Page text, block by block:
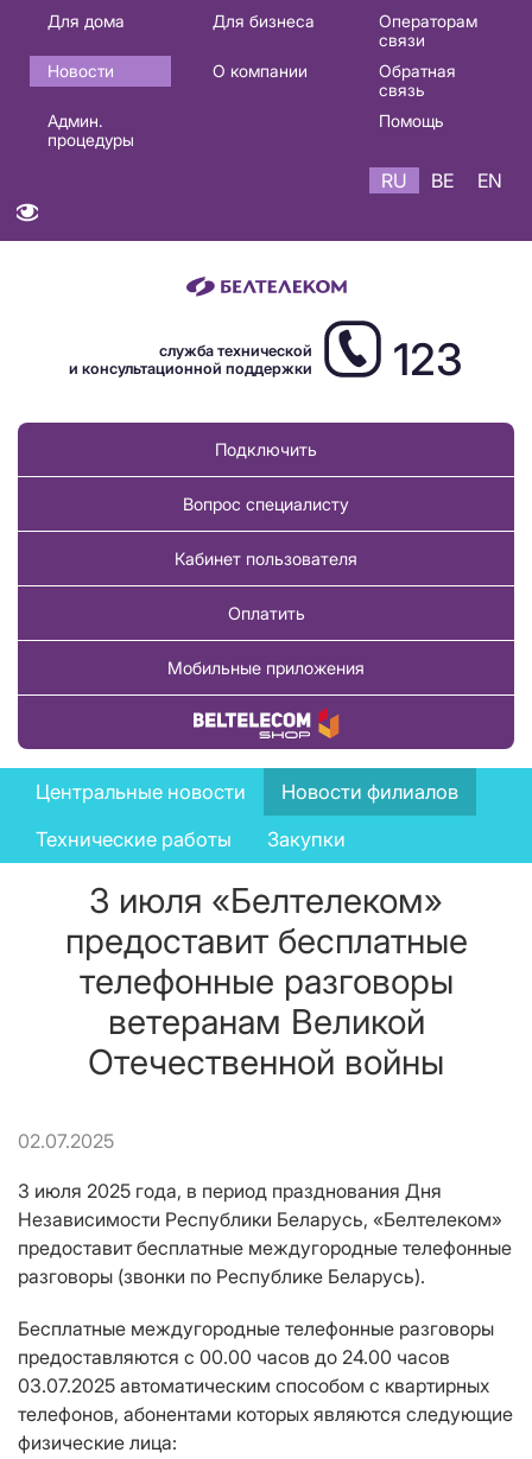
Основная
навигация
RU
Для дома Для бизнеса
Операторам
связи
Новости
О компании
Обратная
связь
Админ.
процедуры
Помощь
RU BE EN
служба технической
и консультационной поддержки
123
Подключить
Вопрос специалисту
Кабинет пользователя
Оплатить
Мобильные приложения
Купить товар
News
menu
Центральные новости
Новости филиалов
Технические работы
Закупки
3 июля «Белтелеком»
предоставит бесплатные
телефонные разговоры
ветеранам Великой
Отечественной войны
02.07.2025
3 июля 2025 года, в период празднования Дня
Независимости Республики Беларусь, «Белтелеком»
предоставит бесплатные междугородные телефонные
разговоры (звонки по Республике Беларусь).
Бесплатные междугородные телефонные разговоры
предоставляются c 00.00 часов до 24.00 часов
03.07.2025 автоматическим способом с квартирных
телефонов, абонентами которых являются следующие
физические лица: